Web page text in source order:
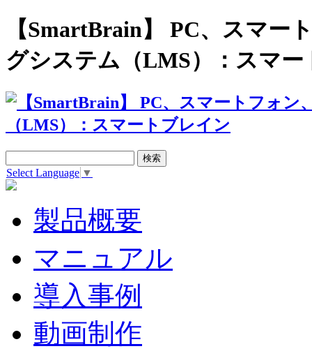
【SmartBrain】 PC、スマー
グシステム（LMS）：スマー
Select Language ▼
製品概要
マニュアル
導入事例
動画制作